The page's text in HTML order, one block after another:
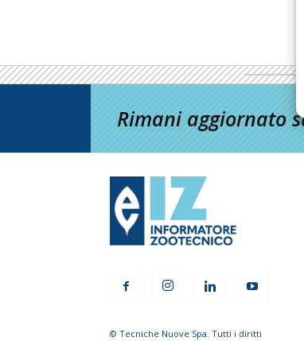
Rimani aggiornato
© Tecniche Nuove Spa. Tutti i diritti